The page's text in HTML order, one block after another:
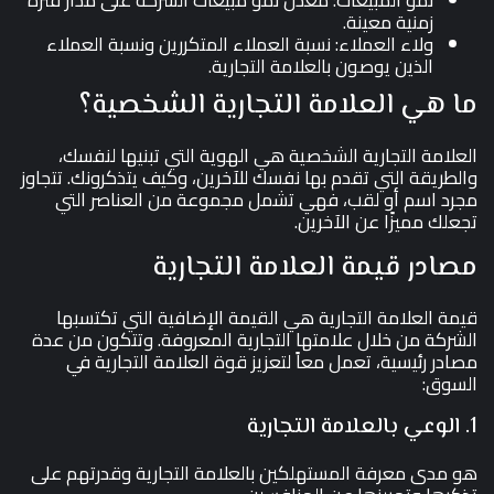
زمنية معينة.
ولاء العملاء: نسبة العملاء المتكررين ونسبة العملاء
الذين يوصون بالعلامة التجارية.
ما هي العلامة التجارية الشخصية؟
العلامة التجارية الشخصية هي الهوية التي تبنيها لنفسك،
والطريقة التي تقدم بها نفسك للآخرين، وكيف يتذكرونك. تتجاوز
مجرد اسم أو لقب، فهي تشمل مجموعة من العناصر التي
تجعلك مميزًا عن الآخرين.
مصادر قيمة العلامة التجارية
قيمة العلامة التجارية هي القيمة الإضافية التي تكتسبها
الشركة من خلال علامتها التجارية المعروفة. وتتكون من عدة
مصادر رئيسية، تعمل معاً لتعزيز قوة العلامة التجارية في
السوق:
1. الوعي بالعلامة التجارية
هو مدى معرفة المستهلكين بالعلامة التجارية وقدرتهم على